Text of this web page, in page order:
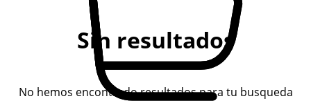
Sin resultados
No hemos encontrado resultados para tu busqueda